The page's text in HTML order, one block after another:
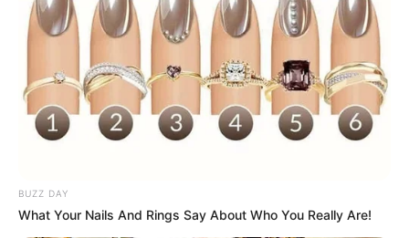
(foto: pexels/pixabay)
8. Termasuk dalam
Lepidoptera, kupu-kupu dan
ngengat sangat tidak lazim untuk dimakan. Ada yang
mau?
BUZZ DAY
What Your Nails And Rings Say About Who You Really Are!